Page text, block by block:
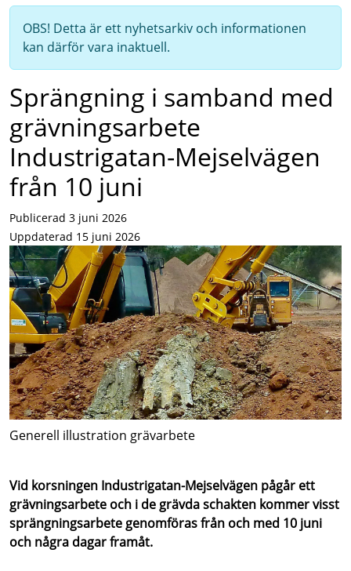
OBS! Detta är ett nyhetsarkiv och informationen
kan därför vara inaktuell.
Sprängning i samband med
grävningsarbete
Industrigatan-Mejselvägen
från 10 juni
Publicerad 3 juni 2026
Uppdaterad 15 juni 2026
Generell illustration grävarbete
Vid korsningen Industrigatan-Mejselvägen pågår ett
grävningsarbete och i de grävda schakten kommer visst
sprängningsarbete genomföras från och med 10 juni
och några dagar framåt.